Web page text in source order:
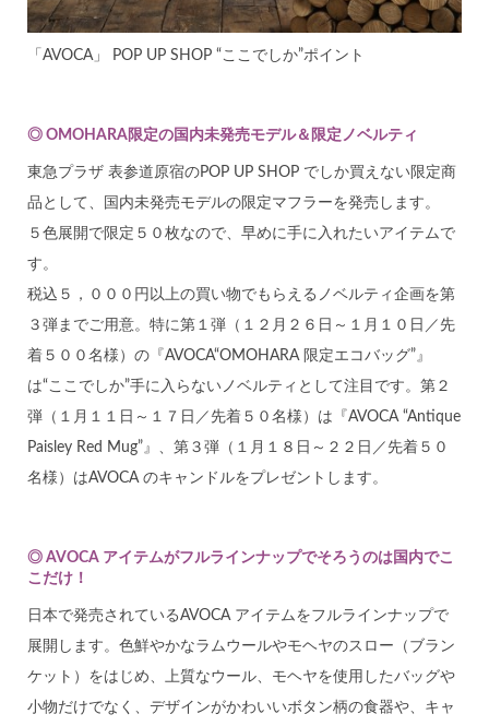
「AVOCA」 POP UP SHOP “ここでしか”ポイント
◎ OMOHARA限定の国内未発売モデル＆限定ノベルティ
東急プラザ 表参道原宿のPOP UP SHOP でしか買えない限定商
品として、国内未発売モデルの限定マフラーを発売します。
５色展開で限定５０枚なので、早めに手に入れたいアイテムで
す。
税込５，０００円以上の買い物でもらえるノベルティ企画を第
３弾までご用意。特に第１弾（１２月２６日～１月１０日／先
着５００名様）の『AVOCA“OMOHARA 限定エコバッグ”』
は“ここでしか”手に入らないノベルティとして注目です。第２
弾（１月１１日～１７日／先着５０名様）は『AVOCA “Antique
Paisley Red Mug”』、第３弾（１月１８日～２２日／先着５０
名様）はAVOCA のキャンドルをプレゼントします。
◎ AVOCA アイテムがフルラインナップでそろうのは国内でこ
こだけ！
日本で発売されているAVOCA アイテムをフルラインナップで
展開します。色鮮やかなラムウールやモヘヤのスロー（ブラン
ケット）をはじめ、上質なウール、モヘヤを使用したバッグや
小物だけでなく、デザインがかわいいボタン柄の食器や、キャ